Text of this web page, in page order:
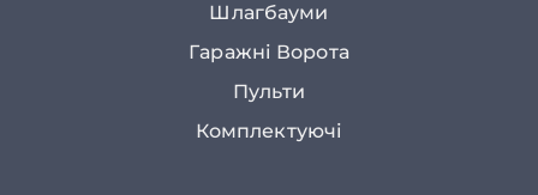
Шлагбауми
Гаражні Ворота
Пульти
Комплектуючі